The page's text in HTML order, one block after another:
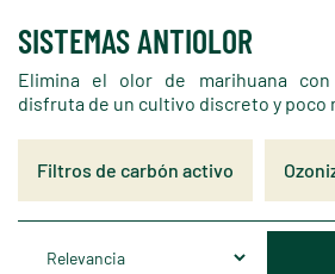
SISTEMAS ANTIOLOR
Elimina el olor de marihuana con
disfruta de un cultivo discreto y poco
Filtros de carbón activo